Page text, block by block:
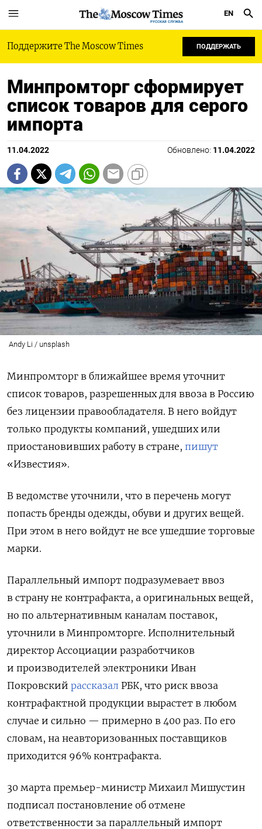
РУССКАЯ СЛУЖБА
EN
Поддержите The Moscow Times ПОДДЕРЖАТЬ
Минпромторг сформирует
список товаров для серого
импорта
11.04.2022 Обновлено: 11.04.2022
Andy Li / unsplash
Минпромторг в ближайшее время уточнит
список товаров, разрешенных для ввоза в Россию
без лицензии правообладателя. В него войдут
только продукты компаний, ушедших или
приостановивших работу в стране, пишут
«Известия».
В ведомстве уточнили, что в перечень могут
попасть бренды одежды, обуви и других вещей.
При этом в него войдут не все ушедшие торговые
марки.
Параллельный импорт подразумевает ввоз
в страну не контрафакта, а оригинальных вещей,
но по альтернативным каналам поставок,
уточнили в Минпромторге. Исполнительный
директор Ассоциации разработчиков
и производителей электроники Иван
Покровский рассказал РБК, что риск ввоза
контрафактной продукции вырастет в любом
случае и сильно — примерно в 400 раз. По его
словам, на неавторизованных поставщиков
приходится 96% контрафакта.
30 марта премьер-министр Михаил Мишустин
подписал постановление об отмене
ответственности за параллельный импорт